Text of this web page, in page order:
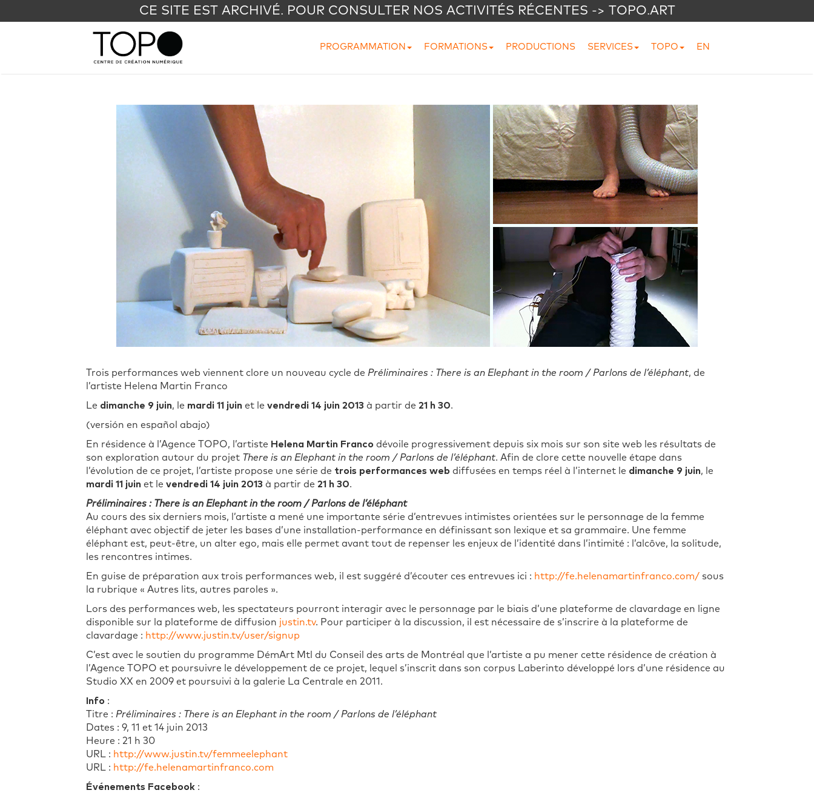
CE SITE EST ARCHIVÉ. POUR CONSULTER NOS ACTIVITÉS RÉCENTES -> TOPO.ART
PROGRAMMATION FORMATIONS PRODUCTIONS SERVICES TOPO EN
Trois performances web viennent clore un nouveau cycle de Préliminaires : There is an Elephant in the room / Parlons de l’éléphant, de
l’artiste Helena Martin Franco
Le dimanche 9 juin, le mardi 11 juin et le vendredi 14 juin 2013 à partir de 21 h 30.
(versión en español abajo)
En résidence à l’Agence TOPO, l’artiste Helena Martin Franco dévoile progressivement depuis six mois sur son site web les résultats de
son exploration autour du projet There is an Elephant in the room / Parlons de l’éléphant. Afin de clore cette nouvelle étape dans
l’évolution de ce projet, l’artiste propose une série de trois performances web diffusées en temps réel à l’internet le dimanche 9 juin, le
mardi 11 juin et le vendredi 14 juin 2013 à partir de 21 h 30.
Préliminaires : There is an Elephant in the room / Parlons de l’éléphant
Au cours des six derniers mois, l’artiste a mené une importante série d’entrevues intimistes orientées sur le personnage de la femme
éléphant avec objectif de jeter les bases d’une installation-performance en définissant son lexique et sa grammaire. Une femme
éléphant est, peut-être, un alter ego, mais elle permet avant tout de repenser les enjeux de l’identité dans l’intimité : l’alcôve, la solitude,
les rencontres intimes.
En guise de préparation aux trois performances web, il est suggéré d’écouter ces entrevues ici : http://fe.helenamartinfranco.com/ sous
la rubrique « Autres lits, autres paroles ».
Lors des performances web, les spectateurs pourront interagir avec le personnage par le biais d’une plateforme de clavardage en ligne
disponible sur la plateforme de diffusion justin.tv. Pour participer à la discussion, il est nécessaire de s’inscrire à la plateforme de
clavardage : http://www.justin.tv/user/signup
C’est avec le soutien du programme DémArt Mtl du Conseil des arts de Montréal que l’artiste a pu mener cette résidence de création à
l’Agence TOPO et poursuivre le développement de ce projet, lequel s’inscrit dans son corpus Laberinto développé lors d’une résidence au
Studio XX en 2009 et poursuivi à la galerie La Centrale en 2011.
Info :
Titre : Préliminaires : There is an Elephant in the room / Parlons de l’éléphant
Dates : 9, 11 et 14 juin 2013
Heure : 21 h 30
URL : http://www.justin.tv/femmeelephant
URL : http://fe.helenamartinfranco.com
Événements Facebook :